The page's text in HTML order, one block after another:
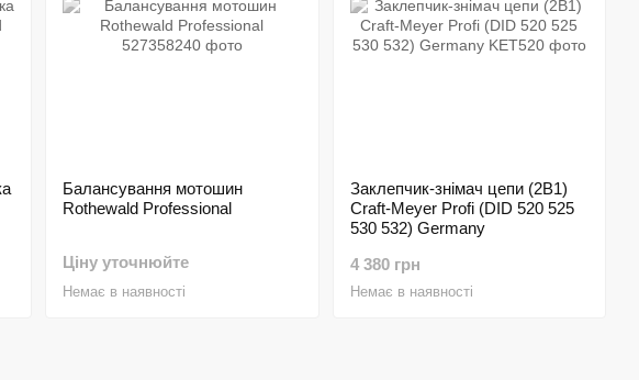
Балансування мотошин
Rothewald Professional
Ціну уточнюйте
Немає в наявності
Заклепчик-знімач цепи (2В1)
Craft-Meyer Profi (DID 520 525
530 532) Germany
4 380 грн
Немає в наявності